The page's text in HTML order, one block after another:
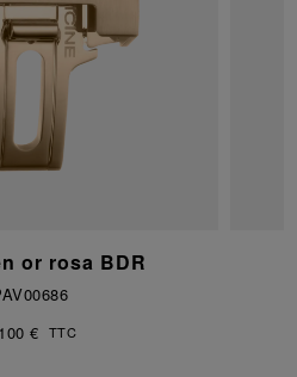
or rosa BDR
€ TTC